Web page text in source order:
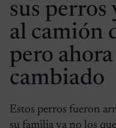
sus perros
al camión
pero
cambiado
Estos perros fueron
su familia ya no los